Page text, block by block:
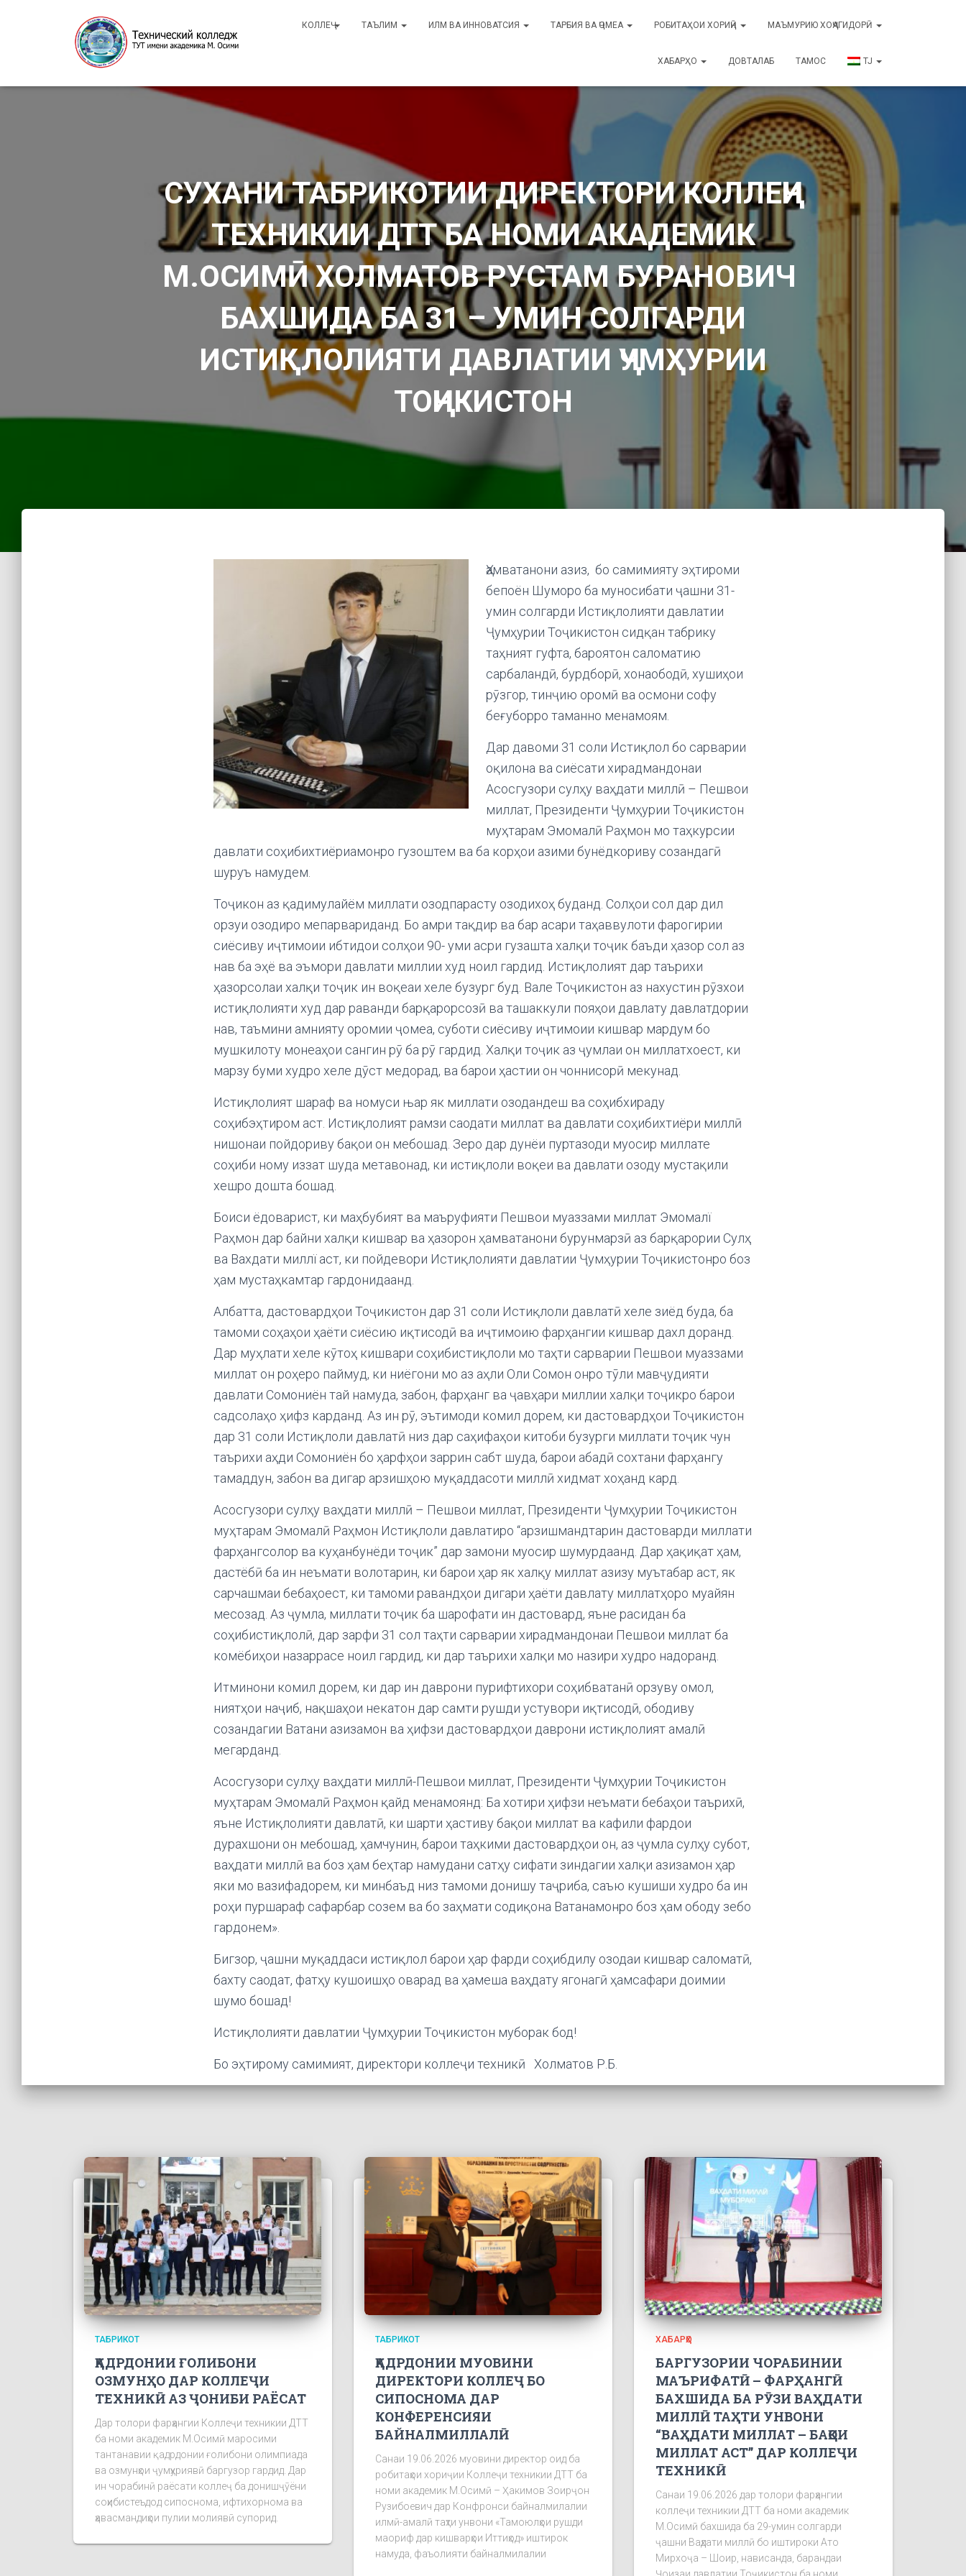
КОЛЛЕҶ ТАЪЛИМ ИЛМ ВА ИННОВАТСИЯ ТАРБИЯ ВА ҶОМЕА РОБИТАҲОИ ХОРИҶӢ МАЪМУРИЮ ХОҶАГИДОРӢ
ХАБАРҲО ДОВТАЛАБ ТАМОС TJ
СУХАНИ ТАБРИКОТИИ ДИРЕКТОРИ КОЛЛЕҶИ
ТЕХНИКИИ ДТТ БА НОМИ АКАДЕМИК
М.ОСИМӢ ХОЛМАТОВ РУСТАМ БУРАНОВИЧ
БАХШИДА БА 31 – УМИН СОЛГАРДИ
ИСТИҚЛОЛИЯТИ ДАВЛАТИИ ҶУМҲУРИИ
ТОҶИКИСТОН
Ҳамватанони азиз, бо самимияту эҳтироми
бепоён Шуморо ба муносибати ҷашни 31-
умин солгарди Истиқлолияти давлатии
Ҷумҳурии Тоҷикистон сидқан табрику
таҳният гуфта, бароятон саломатию
сарбаландӣ, бурдборӣ, хонаободӣ, хушиҳои
рӯзгор, тинҷию оромӣ ва осмони софу
беғуборро таманно менамоям.
Дар давоми 31 соли Истиқлол бо сарварии
оқилона ва сиёсати хирадмандонаи
Асосгузори сулҳу ваҳдати миллӣ – Пешвои
миллат, Президенти Ҷумҳурии Тоҷикистон
муҳтарам Эмомалӣ Раҳмон мо таҳкурсии
давлати соҳибихтиёриамонро гузоштем ва ба корҳои азими бунёдкориву созандагӣ
шуруъ намудем.
Тоҷикон аз қадимулайём миллати озодпарасту озодихоҳ буданд. Солҳои сол дар дил
орзуи озодиро мепарвариданд. Бо амри тақдир ва бар асари таҳаввулоти фарогирии
сиёсиву иҷтимоии ибтидои солҳои 90- уми асри гузашта халқи тоҷик баъди ҳазор сол аз
нав ба эҳё ва эъмори давлати миллии худ ноил гардид. Истиқлолият дар таърихи
ҳазорсолаи халқи тоҷик ин воқеаи хеле бузург буд. Вале Тоҷикистон аз нахустин рӯзхои
истиқлолияти худ дар раванди барқарорсозӣ ва ташаккули пояҳои давлату давлатдории
нав, таъмини амнияту оромии ҷомеа, суботи сиёсиву иҷтимоии кишвар мардум бо
мушкилоту монеаҳои сангин рӯ ба рӯ гардид. Халқи тоҷик аз ҷумлаи он миллатхоест, ки
марзу буми худро хеле дӯст медорад, ва барои ҳастии он чоннисорӣ мекунад.
Истиқлолият шараф ва номуси њар як миллати озодандеш ва соҳибхираду
соҳибэҳтиром аст. Истиқлолият рамзи саодати миллат ва давлати соҳибихтиёри миллӣ
нишонаи пойдориву бақои он мебошад. Зеро дар дунёи пуртазоди муосир миллате
соҳиби ному иззат шуда метавонад, ки истиқлоли воқеи ва давлати озоду мустақили
хешро дошта бошад.
Боиси ёдоварист, ки маҳбубият ва маъруфияти Пешвои муаззами миллат Эмомалї
Раҳмон дар байни халқи кишвар ва ҳазорон ҳамватанони бурунмарзӣ аз барқарории Сулҳ
ва Вахдати миллї аст, ки пойдевори Истиқлолияти давлатии Ҷумҳурии Тоҷикистонро боз
ҳам мустаҳкамтар гардонидаанд.
Албатта, дастовардҳои Тоҷикистон дар 31 соли Истиқлоли давлатӣ хеле зиёд буда, ба
тамоми соҳаҳои ҳаёти сиёсию иқтисодӣ ва иҷтимоию фарҳангии кишвар дахл доранд.
Дар муҳлати хеле кӯтоҳ кишвари соҳибистиқлоли мо таҳти сарварии Пешвои муаззами
миллат он роҳеро паймуд, ки ниёгони мо аз аҳли Оли Сомон онро тӯли мавҷудияти
давлати Сомониён тай намуда, забон, фарҳанг ва ҷавҳари миллии халқи тоҷикро барои
садсолаҳо ҳифз карданд. Аз ин рӯ, эътимоди комил дорем, ки дастовардҳои Тоҷикистон
дар 31 соли Истиқлоли давлатӣ низ дар саҳифаҳои китоби бузурги миллати тоҷик чун
таърихи аҳди Сомониён бо ҳарфҳои заррин сабт шуда, барои абадӣ сохтани фарҳангу
тамаддун, забон ва дигар арзишҳою муқаддасоти миллӣ хидмат хоҳанд кард.
Асосгузори сулҳу ваҳдати миллӣ – Пешвои миллат, Президенти Ҷумҳурии Тоҷикистон
муҳтарам Эмомалӣ Раҳмон Истиқлоли давлатиро “арзишмандтарин дастоварди миллати
фарҳангсолор ва куҳанбунёди тоҷик” дар замони муосир шумурдаанд. Дар ҳақиқат ҳам,
дастёбӣ ба ин неъмати волотарин, ки барои ҳар як халқу миллат азизу муътабар аст, як
сарчашмаи бебаҳоест, ки тамоми равандҳои дигари ҳаёти давлату миллатҳоро муайян
месозад. Аз ҷумла, миллати тоҷик ба шарофати ин дастовард, яъне расидан ба
соҳибистиқлолӣ, дар зарфи 31 сол таҳти сарварии хирадмандонаи Пешвои миллат ба
комёбиҳои назаррасе ноил гардид, ки дар таърихи халқи мо назири худро надоранд.
Итминони комил дорем, ки дар ин даврони пурифтихори соҳибватанӣ орзуву омол,
ниятҳои наҷиб, нақшаҳои некатон дар самти рушди устувори иқтисодӣ, ободиву
созандагии Ватани азизамон ва ҳифзи дастовардҳои даврони истиқлолият амалӣ
мегарданд.
Асосгузори сулҳу ваҳдати миллӣ-Пешвои миллат, Президенти Ҷумҳурии Тоҷикистон
муҳтарам Эмомалӣ Раҳмон қайд менамоянд: Ба хотири ҳифзи неъмати бебаҳои таърихӣ,
яъне Истиқлолияти давлатӣ, ки шарти ҳастиву бақои миллат ва кафили фардои
дурахшони он мебошад, ҳамчунин, барои таҳкими дастовардҳои он, аз ҷумла сулҳу субот,
ваҳдати миллӣ ва боз ҳам беҳтар намудани сатҳу сифати зиндагии халқи азизамон ҳар
яки мо вазифадорем, ки минбаъд низ тамоми донишу таҷриба, саъю кушиши худро ба ин
роҳи пуршараф сафарбар созем ва бо заҳмати содиқона Ватанамонро боз ҳам ободу зебо
гардонем».
Бигзор, ҷашни муқаддаси истиқлол барои ҳар фарди соҳибдилу озодаи кишвар саломатӣ,
бахту саодат, фатҳу кушоишҳо оварад ва ҳамеша ваҳдату ягонагӣ ҳамсафари доимии
шумо бошад!
Истиқлолияти давлатии Ҷумҳурии Тоҷикистон муборак бод!
Бо эҳтирому самимият, директори коллеҷи техникӣ Холматов Р.Б.
ТАБРИКОТ
ҚАДРДОНИИ ҒОЛИБОНИ
ОЗМУНҲО ДАР КОЛЛЕҶИ
ТЕХНИКӢ АЗ ҶОНИБИ РАЁСАТ
Дар толори фарҳангии Коллеҷи техникии ДТТ
ба номи академик М.Осимӣ маросими
тантанавии қадрдонии ғолибони олимпиада
ва озмунҳои ҷумҳуриявӣ баргузор гардид. Дар
ин чорабинӣ раёсати коллеҷ ба донишҷӯёни
соҳибистеъдод сипоснома, ифтихорнома ва
ҳавасмандиҳои пулии молиявӣ супорид.
ТАБРИКОТ
ҚАДРДОНИИ МУОВИНИ
ДИРЕКТОРИ КОЛЛЕҶ БО
СИПОСНОМА ДАР
КОНФЕРЕНСИЯИ
БАЙНАЛМИЛЛАЛӢ
Санаи 19.06.2026 муовини директор оид ба
робитаҳои хориҷии Коллеҷи техникии ДТТ ба
номи академик М.Осимӣ – Ҳакимов Зоирҷон
Рузибоевич дар Конфронси байналмилалии
илмӣ-амалӣ таҳти унвони «Тамоюлҳои рушди
маориф дар кишварҳои Иттиҳод» иштирок
намуда, фаъолияти байналмилалии
ХАБАРҲО
БАРГУЗОРИИ ЧОРАБИНИИ
МАЪРИФАТӢ – ФАРҲАНГӢ
БАХШИДА БА РӮЗИ ВАҲДАТИ
МИЛЛӢ ТАҲТИ УНВОНИ
“ВАҲДАТИ МИЛЛАТ – БАҚОИ
МИЛЛАТ АСТ” ДАР КОЛЛЕҶИ
ТЕХНИКӢ
Санаи 19.06.2026 дар толори фарҳангии
коллеҷи техникии ДТТ ба номи академик
М.Осимӣ бахшида ба 29-умин солгарди
ҷашни Ваҳдати миллӣ бо иштироки Ато
Мирхоҷа – Шоир, нависанда, барандаи